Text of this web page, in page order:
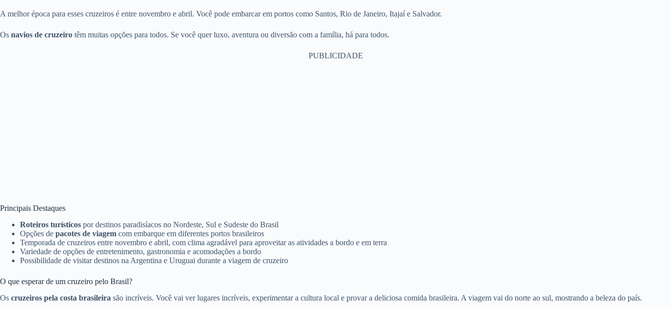
A melhor época para esses cruzeiros é entre novembro e abril. Você pode embarcar em portos como Santos, Rio de Janeiro, Itajaí e Salvador.
Os navios de cruzeiro têm muitas opções para todos. Se você quer luxo, aventura ou diversão com a família, há para todos.
PUBLICIDADE
Principais Destaques
Roteiros turísticos por destinos paradisíacos no Nordeste, Sul e Sudeste do Brasil
Opções de pacotes de viagem com embarque em diferentes portos brasileiros
Temporada de cruzeiros entre novembro e abril, com clima agradável para aproveitar as atividades a bordo e em terra
Variedade de opções de entretenimento, gastronomia e acomodações a bordo
Possibilidade de visitar destinos na Argentina e Uruguai durante a viagem de cruzeiro
O que esperar de um cruzeiro pelo Brasil?
Os cruzeiros pela costa brasileira são incríveis. Você vai ver lugares incríveis, experimentar a cultura local e provar a deliciosa comida brasileira. A viagem vai do norte ao sul, mostrando a beleza do país.